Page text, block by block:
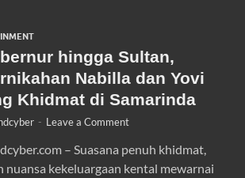
hingga Sultan,
Nabilla dan Yovi
Khidmat di Samarinda
- Leave a Comment
– Suasana penuh khidmat,
nuansa kekeluargaan kental mewarnai